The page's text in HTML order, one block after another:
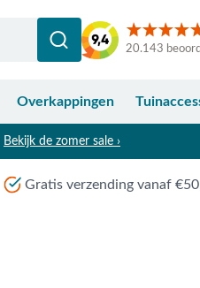
20.143
Overkappingen
Bekijk de zomer sale ›
Gratis verzending vanaf